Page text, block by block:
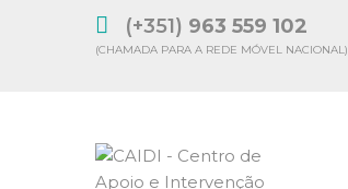
(+351) 963 559 102
(CHAMADA PARA A REDE MÓVEL NACIONAL)